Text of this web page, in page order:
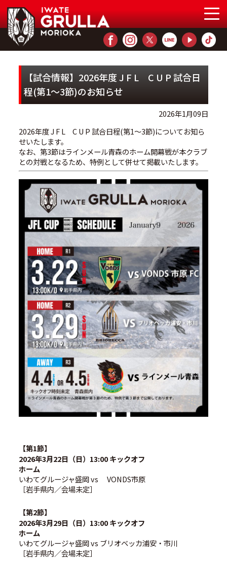
【試合情報】2026年度 J F L C U P 試合日
程(第1〜3節)のお知らせ
2026年1月09日
2026年度 J F L C U P 試合日程(第1〜3節)についてお知ら
せいたします。
なお、第3節はラインメール青森のホーム開幕戦が本クラブ
との対戦となるため、特例として併せて掲載いたします。
【第1節】
2026年3月22日（日）13:00 キックオフ
ホーム
いわてグルージャ盛岡 vs VONDS市原
［岩手県内／会場未定］
【第2節】
2026年3月29日（日）13:00 キックオフ
ホーム
いわてグルージャ盛岡 vs ブリオベッカ浦安・市川
［岩手県内／会場未定］